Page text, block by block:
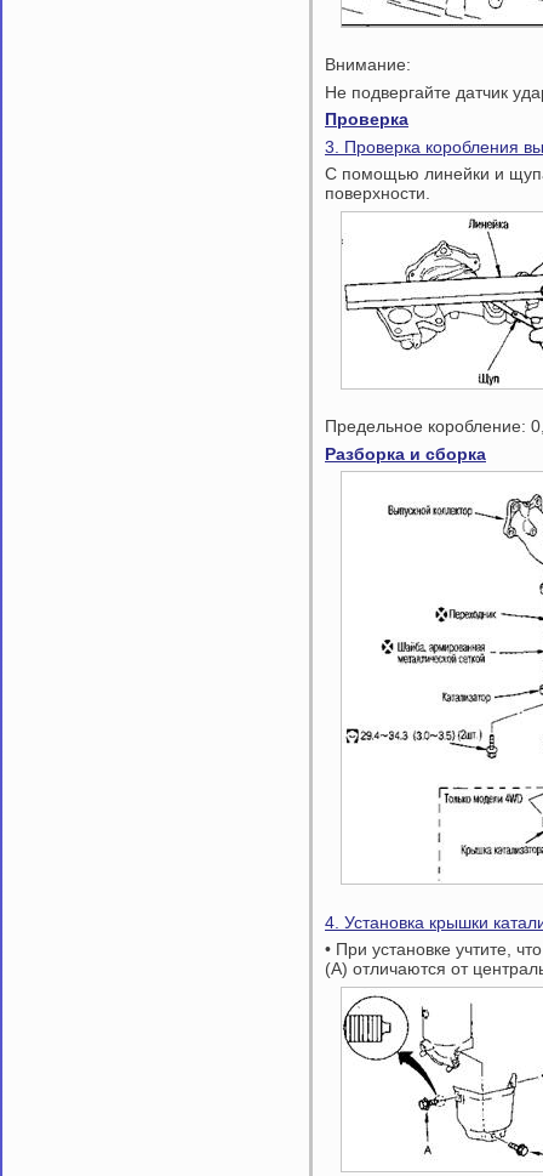
Внимание:
Не подвергайте датчик
Проверка
3. Проверка коробления
С помощью линейки и
поверхности.
Предельное коробление:
Разборка и сборка
4. Установка крышки
• При установке учтите,
(А) отличаются от